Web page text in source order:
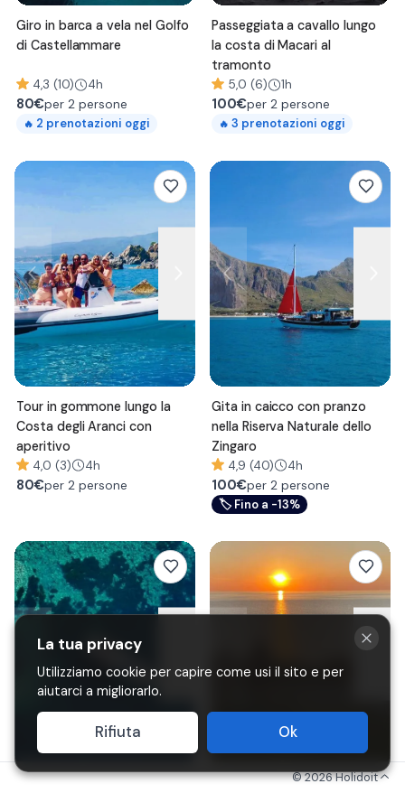
Giro in barca a vela nel Golfo
di Castellammare
4,3 (10) 4h
80€per 2 persone
🔥 2 prenotazioni oggi
Passeggiata a cavallo lungo
la costa di Macari al
tramonto
5,0 (6) 1h
100€per 2 persone
🔥 3 prenotazioni oggi
Tour in gommone lungo la
Costa degli Aranci con
aperitivo
4,0 (3) 4h
80€per 2 persone
Gita in caicco con pranzo
nella Riserva Naturale dello
Zingaro
4,9 (40) 4h
100€per 2 persone
🏷 Fino a -13%
Passeggiata a cavallo in riva
©2026Holidoit
La tua privacy
Utilizziamo cookie per capire come usi il sito e per
aiutarci a migliorarlo.
Rifiuta Ok